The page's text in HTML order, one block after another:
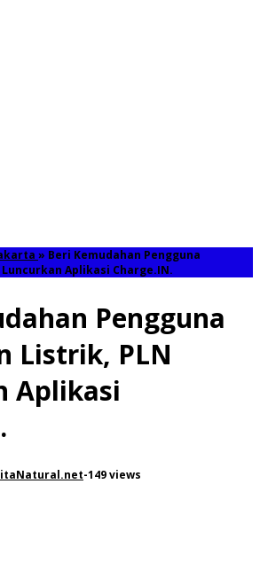
» Beri Kemudahan Pengguna
Aplikasi Charge.IN.
Pengguna
Listrik, PLN
Aplikasi
-149 views